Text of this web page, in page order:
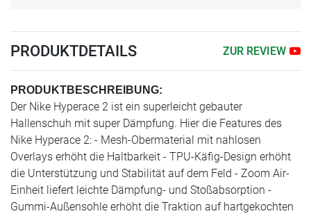
PRODUKTDETAILS ZUR REVIEW
PRODUKTBESCHREIBUNG:
Der Nike Hyperace 2 ist ein superleicht gebauter
Hallenschuh mit super Dämpfung. Hier die Features des
Nike Hyperace 2: - Mesh-Obermaterial mit nahlosen
Overlays erhöht die Haltbarkeit - TPU-Käfig-Design erhöht
die Unterstützung und Stabilität auf dem Feld - Zoom Air-
Einheit liefert leichte Dämpfung- und Stoßabsorption -
Gummi-Außensohle erhöht die Traktion auf hartgekochten